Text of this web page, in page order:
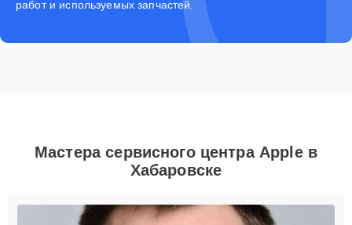
работ и используемых запчастей.
Мастера сервисного центра Apple в
Хабаровске